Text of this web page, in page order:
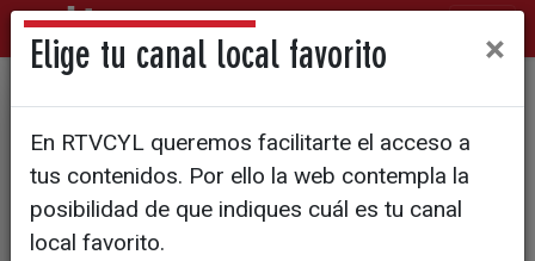
La Ciudad de la Justicia
comenzará a construirse en
2026
Elige tu canal local favorito ×
En RTVCYL queremos facilitarte el acceso a
tus contenidos. Por ello la web contempla la
posibilidad de que indiques cuál es tu canal
local favorito.